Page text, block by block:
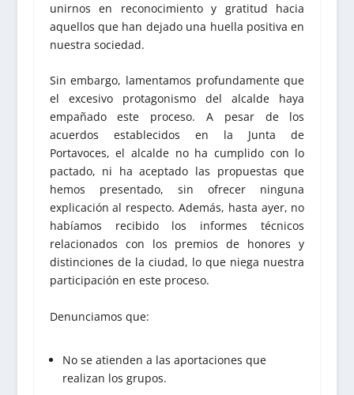
unirnos en reconocimiento y gratitud hacia
aquellos que han dejado una huella positiva en
nuestra sociedad.
Sin embargo, lamentamos profundamente que
el excesivo protagonismo del alcalde haya
empañado este proceso. A pesar de los
acuerdos establecidos en la Junta de
Portavoces, el alcalde no ha cumplido con lo
pactado, ni ha aceptado las propuestas que
hemos presentado, sin ofrecer ninguna
explicación al respecto. Además, hasta ayer, no
habíamos recibido los informes técnicos
relacionados con los premios de honores y
distinciones de la ciudad, lo que niega nuestra
participación en este proceso.
Denunciamos que:
No se atienden a las aportaciones que
realizan los grupos.